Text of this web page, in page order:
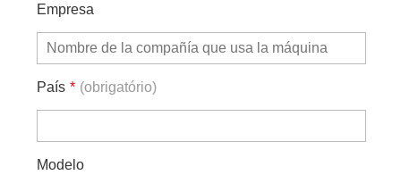
Empresa
País * (obrigatório)
Modelo